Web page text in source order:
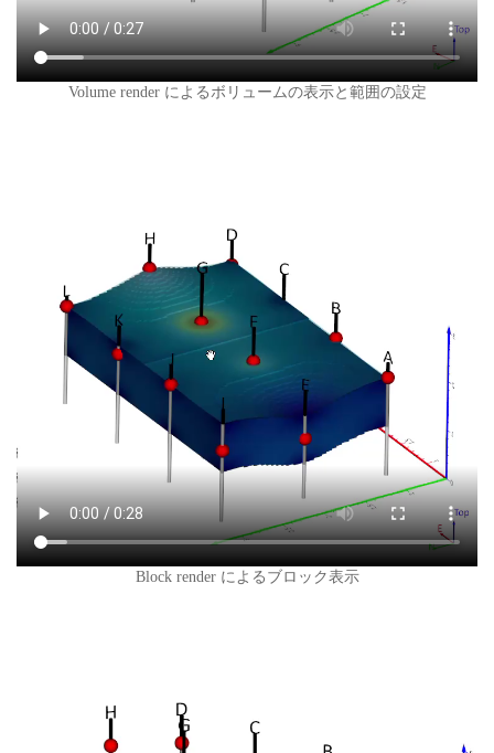
Volume render によるボリュームの表示と範囲の設定
Block render によるブロック表示